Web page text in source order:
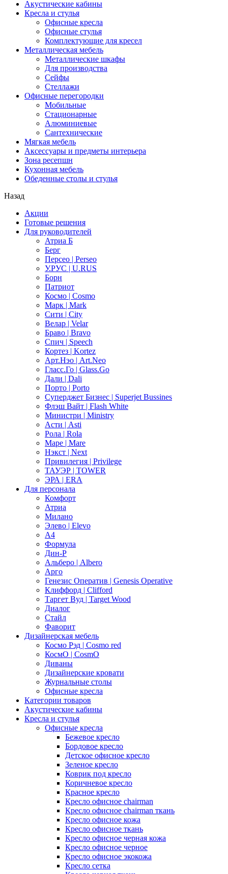
Акустические кабины
Кресла и стулья
Офисные кресла
Офисные стулья
Комплектующие для кресел
Металлическая мебель
Металлические шкафы
Для производства
Сейфы
Стеллажи
Офисные перегородки
Мобильные
Стационарные
Алюминиевые
Сантехнические
Мягкая мебель
Аксессуары и предметы интерьера
Зона ресепшн
Кухонная мебель
Обеденные столы и стулья
Назад
Акции
Готовые решения
Для руководителей
Атриа Б
Берг
Персео | Perseo
У.РУС | U.RUS
Борн
Патриот
Космо | Cosmo
Марк | Mark
Сити | City
Велар | Velar
Браво | Bravo
Спич | Speech
Кортез | Kortez
Арт.Нэо | Art.Neo
Гласс.Го | Glass.Go
Дали | Dali
Порто | Porto
Суперджет Бизнес | Superjet Bussines
Флэш Вайт | Flash White
Министри | Ministry
Асти | Asti
Рола | Rola
Маре | Mare
Нэкст | Next
Привилегия | Privilege
ТАУЭР | TOWER
ЭРА | ERA
Для персонала
Комфорт
Атриа
Милано
Элево | Elevo
А4
Формула
Дин-Р
Альберо | Albero
Арго
Генезис Оператив | Genesis Operative
Клиффорд | Clifford
Таргет Вуд | Target Wood
Диалог
Стайл
Фаворит
Дизайнерская мебель
Космо Рэд | Cosmo red
КосмО | CosmO
Диваны
Дизайнерские кровати
Журнальные столы
Офисные кресла
Категории товаров
Акустические кабины
Кресла и стулья
Офисные кресла
Бежевое кресло
Бордовое кресло
Детское офисное кресло
Зеленое кресло
Коврик под кресло
Коричневое кресло
Красное кресло
Кресло офисное chairman
Кресло офисное chairman ткань
Кресло офисное кожа
Кресло офисное ткань
Кресло офисное черная кожа
Кресло офисное черное
Кресло офисное экокожа
Кресло сетка